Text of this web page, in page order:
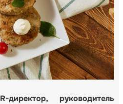
руководитель